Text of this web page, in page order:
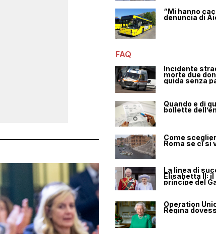
“Mi hanno
denuncia di
FAQ
Incidente
morte due
guida senza
Quando e di
bollette
Come
Roma se ci si
La linea di
Elisabetta II: il
principe del
Operation
Regina